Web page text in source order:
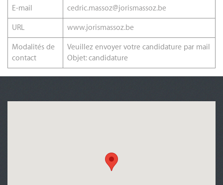
E-mail cedric.massoz@jorismassoz.be
URL www.jorismassoz.be
Modalités de
contact
Veuillez envoyer votre candidature par mail
Objet: candidature